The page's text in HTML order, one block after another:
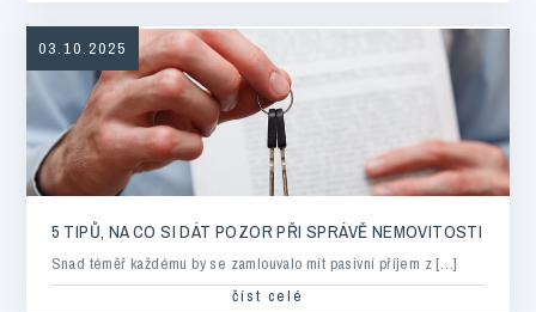
03.10.2025
5 TIPŮ, NA CO SI DÁT POZOR PŘI SPRÁVĚ NEMOVITOSTI
Snad téměř každému by se zamlouvalo mít pasivní příjem z […]
číst celé